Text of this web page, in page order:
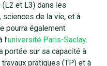
et L3) dans les
sciences de la vie, et à
pourra également
l’université Paris-Saclay.
portée sur sa capacité à
pratiques (TP) et à